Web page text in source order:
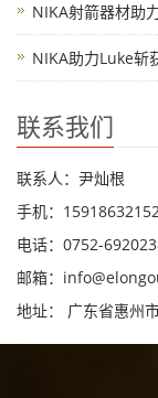
NIKA射箭器材助
NIKA助力Luke斩
联系我们
联系人：尹灿根
手机：
电话：0752-
邮箱：
地址： 广东省惠州